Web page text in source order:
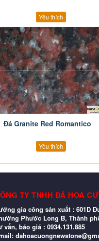
Yêu thích
Đá Granite Red Romantico
Yêu thích
TY TNHH ĐÁ HOA
gia công sản xuất : 601D
Phước Long B, Thành
vấn, báo giá : 0934.131.885